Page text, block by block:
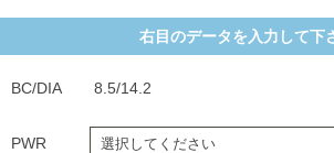
右目のデータを入力して下
BC/DIA 8.5/14.2
PWR